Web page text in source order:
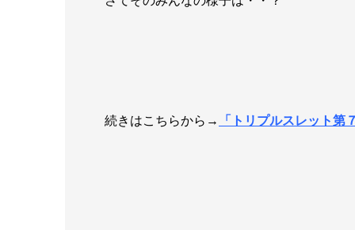
続きはこちらから→ 「トリプルスレット第